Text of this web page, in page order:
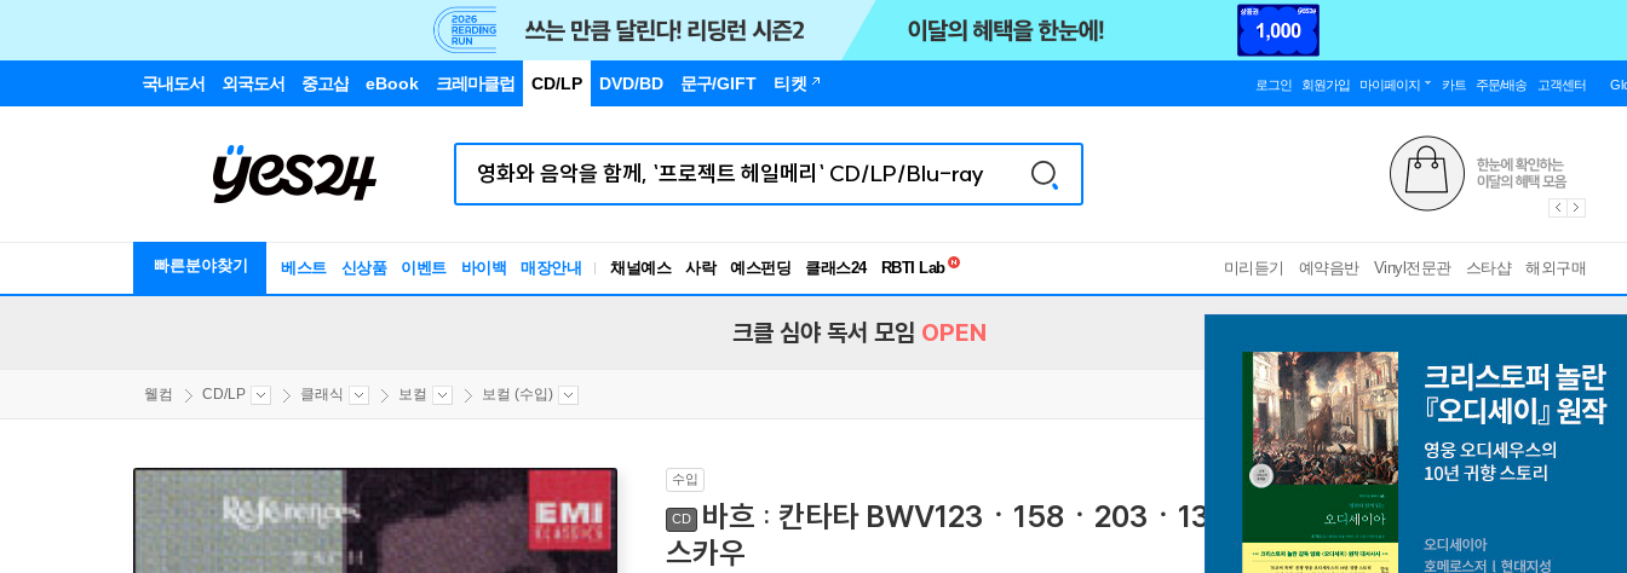
국내도서 외국도서 중고샵 eBook 크레마클럽 CD/LP DVD/BD 문구/GIFT 티켓 로그인 회원가입 마이페이지 카트 주문/배송 고객센터
빠른분야찾기 베스트 신상품 이벤트 바이백 매장안내 채널예스 사락 예스펀딩 클래스24
독서유형검사
미리듣기 예약음반 Vinyl전문관 스타샵 해외구매
크클 심야 독서 모임 OPEN
웰컴 CD/LP 클래식 보컬 보컬 (수입)
수입
CD
바흐 : 칸타타 BWV123ㆍ158ㆍ203ㆍ13ㆍ73ㆍ157ㆍ159 - 피셔-디
스카우